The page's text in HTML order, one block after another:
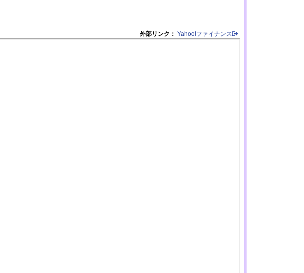
外部リンク： Yahoo!ファイナンス